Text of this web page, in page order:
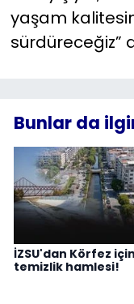
yaşam
sürdüreceğiz”
Bunlar da
İZSU'dan Körfez
temizlik hamlesi!